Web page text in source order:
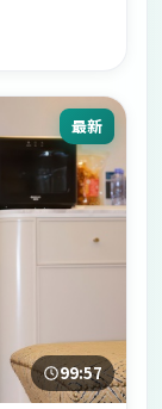
最新
99:57